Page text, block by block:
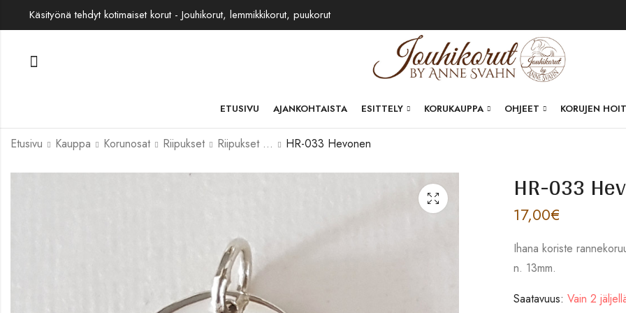
Käsityönä tehdyt kotimaiset korut - Jouhikorut, lemmikkikorut, puukorut
ETUSIVU AJANKOHTAISTA ESITTELY KORUKAUPPA OHJEET KORUJEN
Etusivu Kauppa Korunosat Riipukset Riipukset hopeaa HR-033 Hevonen
HR-033
17,00€
Ihana koriste
n. 13mm.
Saatavuus: Vain 2